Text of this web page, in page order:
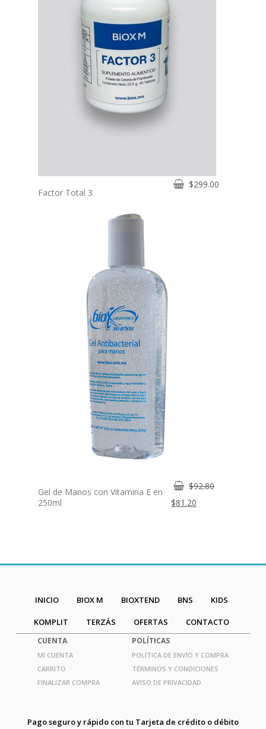
Factor Total 3
$299.00
Gel de Manos con Vitamina E en
250ml
$92.80
$81.20
precio
INICIO BIOX M BIOXTEND BNS KIDS
KOMPLIT TERZÁS OFERTAS CONTACTO
CUENTA
MI CUENTA
CARRITO
FINALIZAR COMPRA
POLÍTICAS
POLÍTICA DE ENVÍO Y COMPRA
TÉRMINOS Y CONDICIONES
AVISO DE PRIVACIDAD
Pago seguro y rápido con tu Tarjeta de crédito o débito